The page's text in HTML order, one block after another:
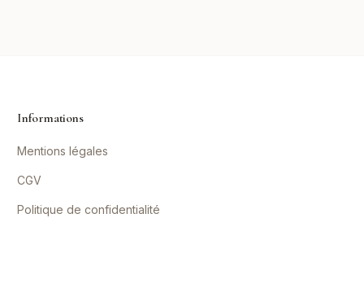
Informations
Mentions légales
CGV
Politique de confidentialité